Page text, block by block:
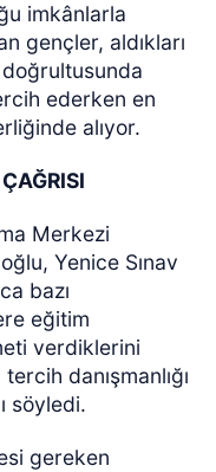
imkânlarla
gençler, aldıkları
doğrultusunda
ederken en
alıyor.
Merkezi
Yenice Sınav
bazı
eğitim
verdiklerini
danışmanlığı
söyledi.
gereken